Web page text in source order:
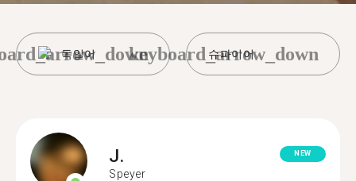
독일어 슈파이어
keyboard_arrow_down
J.
Speyer
NEW